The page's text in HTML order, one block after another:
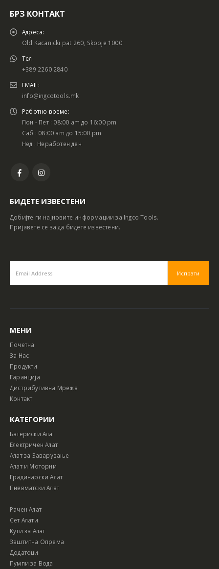
БРЗ КОНТАКТ
Адреса:
Old Kacanicki pat 260, Skopje 1000
Тел:
+389 2260 2840
EMAIL:
info@ingcotools.mk
Работно време:
Пон - Пет : 08:00 am до 16:00 pm
Саб : 08:00 am до 15:00 pm
Нед : Неработен ден
БИДЕТЕ ИЗВЕСТЕНИ
Добијте ги најновите информации за Ingco Tools.
Пријавете се за да бидете известени.
МЕНИ
Почетна
За Нас
Продукти
Гаранција
Дистрибутивна Мрежа
Контакт
КАТЕГОРИИ
Батериски Алат
Електричен Алат
Алат за Заварување
Алат и Моторни
Градинарски Алат
Пневматски Алат
Рачен Алат
Сет Алати
Кути за Алат
Заштитна Опрема
Додатоци
Пумпи за Вода